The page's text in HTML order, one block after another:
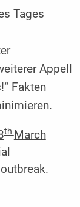
Tages
Appell
Fakten
th March